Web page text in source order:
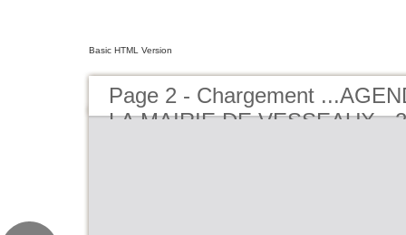
Basic HTML Version
Page 2 - Chargement
LA MAIRIE DE VESSEAUX -